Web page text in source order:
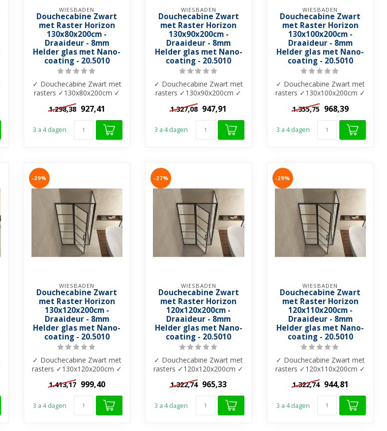
WIESBADEN
Douchecabine Zwart
met Raster Horizon
130x80x200cm -
Draaideur - 8mm
Helder glas met Nano-
coating - 20.5010
✓ Douchecabine Zwart met
rasters ✓130x80x200cm ✓
8mm helder glas ✓ Nano-
coating ...
1.298,38 927,41
3 a 4 dagen
WIESBADEN
Douchecabine Zwart
met Raster Horizon
130x90x200cm -
Draaideur - 8mm
Helder glas met Nano-
coating - 20.5010
✓ Douchecabine Zwart met
rasters ✓130x90x200cm ✓
8mm helder glas ✓ Nano-
coating ...
1.327,08 947,91
3 a 4 dagen
WIESBADEN
Douchecabine Zwart
met Raster Horizon
130x100x200cm -
Draaideur - 8mm
Helder glas met Nano-
coating - 20.5010
✓ Douchecabine Zwart met
rasters ✓130x100x200cm ✓
8mm helder glas ✓ Nano-
coating...
1.355,75 968,39
3 a 4 dagen
-29%
WIESBADEN
Douchecabine Zwart
met Raster Horizon
130x120x200cm -
Draaideur - 8mm
Helder glas met Nano-
coating - 20.5010
✓ Douchecabine Zwart met
rasters ✓130x120x200cm ✓
8mm helder glas ✓ Nano-
coating...
1.413,17 999,40
3 a 4 dagen
-27%
WIESBADEN
Douchecabine Zwart
met Raster Horizon
120x120x200cm -
Draaideur - 8mm
Helder glas met Nano-
coating - 20.5010
✓ Douchecabine Zwart met
rasters ✓120x120x200cm ✓
8mm helder glas ✓ Nano-
coating...
1.322,74 965,33
3 a 4 dagen
-29%
WIESBADEN
Douchecabine Zwart
met Raster Horizon
120x110x200cm -
Draaideur - 8mm
Helder glas met Nano-
coating - 20.5010
✓ Douchecabine Zwart met
rasters ✓120x110x200cm ✓
8mm helder glas ✓ Nano-
coating...
1.322,74 944,81
3 a 4 dagen